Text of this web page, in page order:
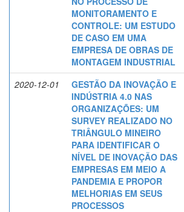
MONITORAMENTO E
CONTROLE: UM ESTUDO
DE CASO EM UMA
EMPRESA DE OBRAS DE
MONTAGEM INDUSTRIAL
2020-12-01
GESTÃO DA INOVAÇÃO E
INDÚSTRIA 4.0 NAS
ORGANIZAÇÕES: UM
SURVEY REALIZADO NO
TRIÂNGULO MINEIRO
PARA IDENTIFICAR O
NÍVEL DE INOVAÇÃO DAS
EMPRESAS EM MEIO A
PANDEMIA E PROPOR
MELHORIAS EM SEUS
PROCESSOS